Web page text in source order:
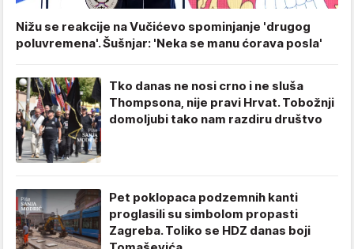
Nižu se reakcije na Vučićevo spominjanje 'drugog
poluvremena'. Šušnjar: 'Neka se manu ćorava posla'
Tko danas ne nosi crno i ne sluša
Thompsona, nije pravi Hrvat. Tobožnji
domoljubi tako nam razdiru društvo
Pet poklopaca podzemnih kanti
proglasili su simbolom propasti
Zagreba. Toliko se HDZ danas boji